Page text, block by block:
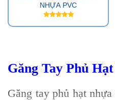
NHỰA PVC
Găng Tay Phủ
Găng tay phủ hạt